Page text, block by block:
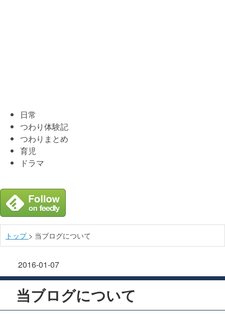
日常
つわり体験記
つわりまとめ
育児
ドラマ
トップ > 当ブログについて
2016-01-07
当ブログについて